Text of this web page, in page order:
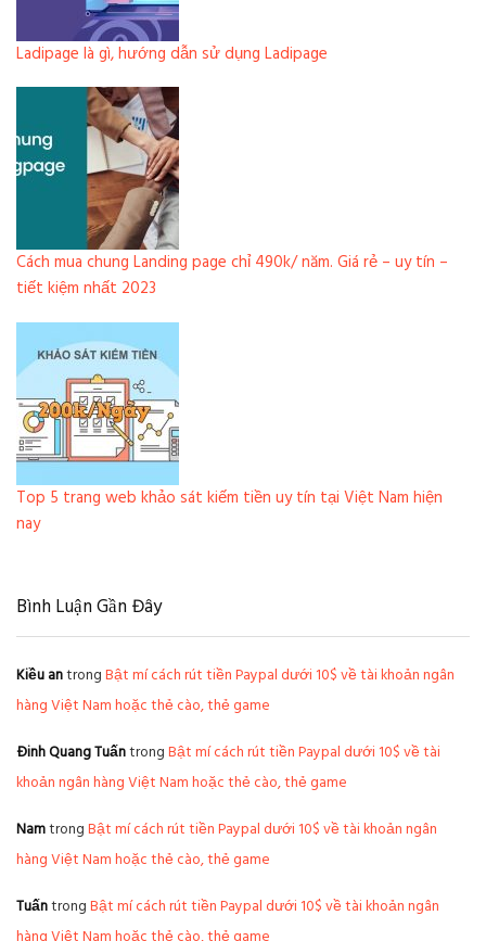
Ladipage là gì, hướng dẫn sử dụng Ladipage
Cách mua chung Landing page chỉ 490k/ năm. Giá rẻ – uy tín –
tiết kiệm nhất 2023
Top 5 trang web khảo sát kiếm tiền uy tín tại Việt Nam hiện
nay
Bình Luận Gần Đây
Kiều antrongBật mí cách rút tiền Paypal dưới 10$ về tài khoản ngân
hàng Việt Nam hoặc thẻ cào, thẻ game
Đinh Quang TuấntrongBật mí cách rút tiền Paypal dưới 10$ về tài
khoản ngân hàng Việt Nam hoặc thẻ cào, thẻ game
NamtrongBật mí cách rút tiền Paypal dưới 10$ về tài khoản ngân
hàng Việt Nam hoặc thẻ cào, thẻ game
TuấntrongBật mí cách rút tiền Paypal dưới 10$ về tài khoản ngân